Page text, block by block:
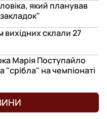
який планував
вихідних склали 27
Марія Поступайло
на чемпіонаті